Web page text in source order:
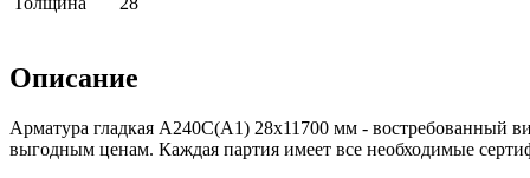
Описание
Арматура гладкая А240С(А1) 28x11700 мм - востребованный
выгодным ценам. Каждая партия имеет все необходимые